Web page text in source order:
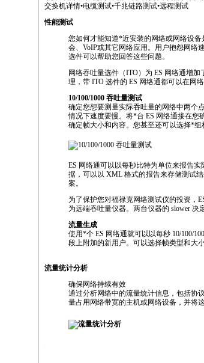
交换机详情•电缆测试•千兆链路测试•远程测试
性能测试
您如何才能知道*近安装的网络或网络设
会、VoIP或其它网络应用。用户抱怨网络
选件可以帮助您回答这些问题。
网络吞吐量选件（ITO）为 ES 网络通增
理，带 ITO 选件的 ES 网络通都可以在网
10/100/1000 吞吐量测试
确定您想要测量实际吞吐量的网络中两个
情况下速度要慢。将*台 ES 网络通接在您
确定帧大小和内容。您甚至还可以选择*组
ES 网络通可以以每秒比特为单位来报告
据，可以以 XML 格式的报告来存储测试
案。
为了保护您对福禄克网络测试仪的投资，
为远端吞吐量仪器。两台仪器的 slower 决
流量生成
使用*个 ES 网络通就可以以每秒 10/100/
段上附加的新用户。可以选择帧类型和大
流量统计分析
确保网络持续有效
通过分析网络中的流量统计信息，包括协
量占用网络带宽的主机或网络设备，并将